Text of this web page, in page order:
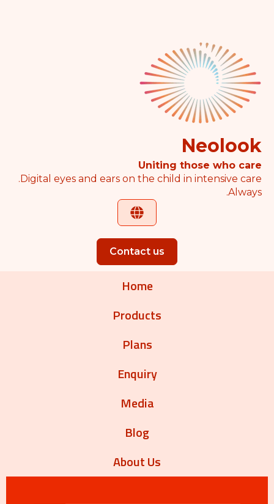
Neolook
Uniting those who care
Digital eyes and ears on the child in intensive care.
Always.
Contact us
Home
Products
Plans
Enquiry
Media
Blog
About Us